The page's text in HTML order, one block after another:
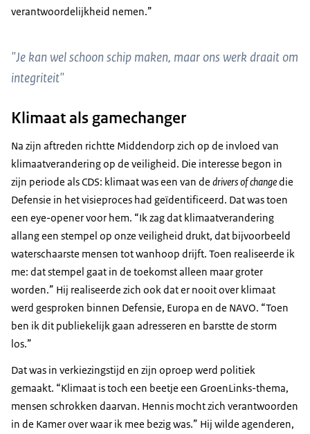
verantwoordelijkheid nemen.”
"Je kan wel schoon schip maken, maar ons werk draait om
integriteit"
Klimaat als gamechanger
Na zijn aftreden richtte Middendorp zich op de invloed van
klimaatverandering op de veiligheid. Die interesse begon in
zijn periode als CDS: klimaat was een van de drivers of changedie
Defensie in het visieproces had geïdentificeerd. Dat was toen
een eye-opener voor hem. “Ik zag dat klimaatverandering
allang een stempel op onze veiligheid drukt, dat bijvoorbeeld
waterschaarste mensen tot wanhoop drijft. Toen realiseerde ik
me: dat stempel gaat in de toekomst alleen maar groter
worden.” Hij realiseerde zich ook dat er nooit over klimaat
werd gesproken binnen Defensie, Europa en de NAVO. “Toen
ben ik dit publiekelijk gaan adresseren en barstte de storm
los.”
Dat was in verkiezingstijd en zijn oproep werd politiek
gemaakt. “Klimaat is toch een beetje een GroenLinks-thema,
mensen schrokken daarvan. Hennis mocht zich verantwoorden
in de Kamer over waar ik mee bezig was.” Hij wilde agenderen,